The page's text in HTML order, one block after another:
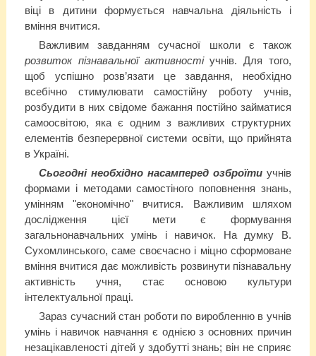
віці в дитини формується навчальна діяльність і
вміння вчитися.
Важливим завданням сучасної школи є також
розвиток пізнавальної активностіучнів. Для того,
щоб успішно розв’язати це завдання, необхідно
всебічно стимулювати самостійну роботу учнів,
розбудити в них свідоме бажання постійно займатися
самоосвітою, яка є одним з важливих структурних
елементів безперервної системи освіти, що прийнята
в Україні.
Сьогодні необхідно насамперед озброїтиучнів
формами і методами самостіного поповнення знань,
умінням "економічно" вчитися. Важливим шляхом
дослідження цієї мети є формування
загальнонавчальних умінь і навичок. На думку В.
Сухомлинського, саме своєчасно і міцно сформоване
вміння вчитися дає можливість розвинути пізнавальну
активність учня, стає основою культури
інтелектуальної праці.
Зараз сучасний стан роботи по виробленню в учнів
умінь і навичок навчання є однією з основних причин
незацікавленості дітей у здобутті знань; він не сприяє